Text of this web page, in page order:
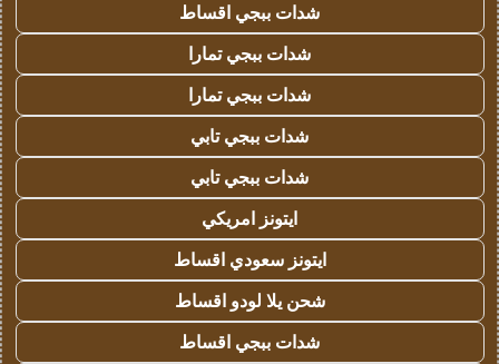
شدات ببجي اقساط
شدات ببجي تمارا
شدات ببجي تمارا
شدات ببجي تابي
شدات ببجي تابي
ايتونز امريكي
ايتونز سعودي اقساط
شحن يلا لودو اقساط
شدات ببجي اقساط